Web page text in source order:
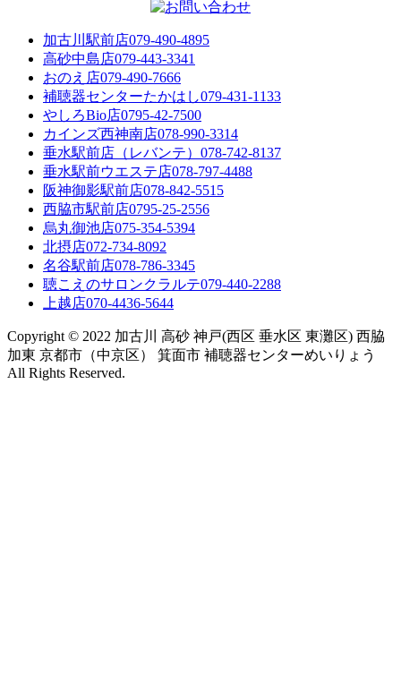
加古川駅前店079-490-4895
高砂中島店079-443-3341
おのえ店079-490-7666
補聴器センターたかはし079-431-1133
やしろBio店0795-42-7500
カインズ西神南店078-990-3314
垂水駅前店（レバンテ） 078-742-8137
垂水駅前ウエステ店078-797-4488
阪神御影駅前店078-842-5515
西脇市駅前店0795-25-2556
烏丸御池店075-354-5394
北摂店072-734-8092
名谷駅前店078-786-3345
聴こえのサロンクラルテ079-440-2288
上越店070-4436-5644
Copyright © 2022 加古川 高砂 神戸(西区 垂水区 東灘区) 西脇
加東 京都市（中京区） 箕面市 補聴器センターめいりょう
All Rights Reserved.